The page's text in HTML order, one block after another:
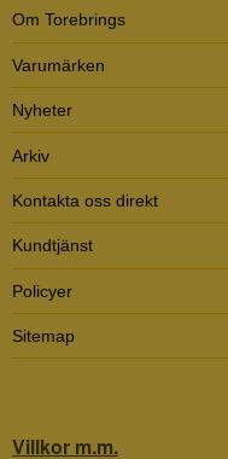
Om Torebrings
Varumärken
Nyheter
Arkiv
Kontakta oss direkt
Kundtjänst
Policyer
Sitemap
Villkor m.m.